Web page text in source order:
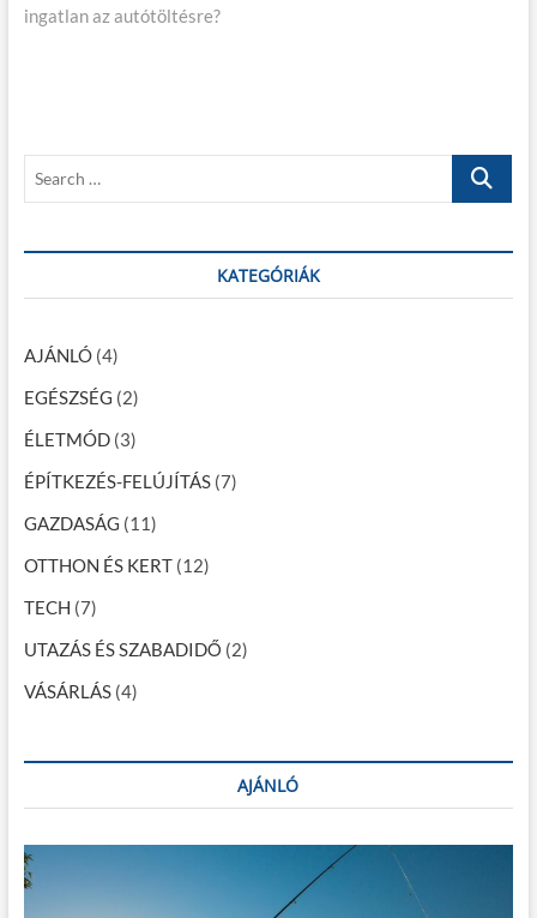
é
s
v
i
g
á
c
ó
o
:
x
:
ingatlan az autótöltésre?
r
h
KATEGÓRIÁK
AJÁNLÓ(4)
EGÉSZSÉG (2)
ÉLETMÓD(3)
ÉPÍTKEZÉS-FELÚJÍTÁS(7)
GAZDASÁG (11)
OTTHON ÉS KERT(12)
TECH (7)
UTAZÁS ÉS SZABADIDŐ (2)
VÁSÁRLÁS(4)
AJÁNLÓ